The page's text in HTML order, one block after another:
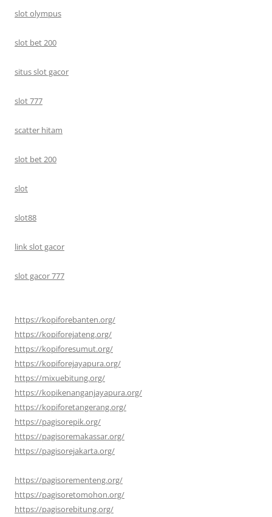
slot olympus
slot bet 200
situs slot gacor
slot 777
scatter hitam
slot bet 200
slot
slot88
link slot gacor
slot gacor 777
https://kopiforebanten.org/
https://kopiforejateng.org/
https://kopiforesumut.org/
https://kopiforejayapura.org/
https://mixuebitung.org/
https://kopikenanganjayapura.org/
https://kopiforetangerang.org/
https://pagisorepik.org/
https://pagisoremakassar.org/
https://pagisorejakarta.org/
https://pagisorementeng.org/
https://pagisoretomohon.org/
https://pagisorebitung.org/